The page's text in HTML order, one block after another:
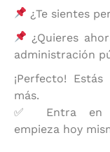
¿Te sientes
¿Quieres
administración
¡Perfecto!
más.
✅ Entra en
empieza hoy